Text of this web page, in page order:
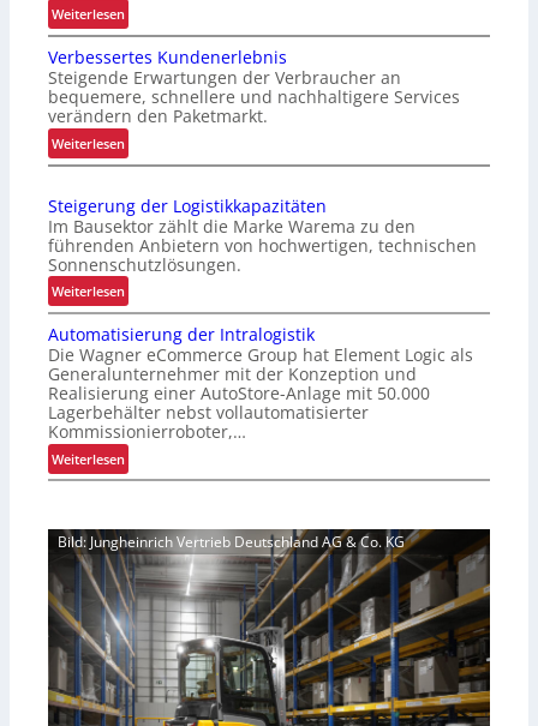
Weiterlesen:
O
p
t
i
m
i
e
t
e
r
a
l
e
t
t
e
n
w
h
s
e
l
Verbessertes Kundenerlebnis
Steigende Erwartungen der Verbraucher an
bequemere, schnellere und nachhaltigere Services
verändern den Paketmarkt.
Weiterlesen:
V
r
b
e
s
s
t
e
s
K
u
n
e
n
e
r
l
e
b
n
i
Steigerung der Logistikkapazitäten
Im Bausektor zählt die Marke Warema zu den
führenden Anbietern von hochwertigen, technischen
Sonnenschutzlösungen.
Weiterlesen:
S
t
e
i
g
e
r
u
d
e
r
L
o
g
i
s
Automatisierung der Intralogistik
Die Wagner eCommerce Group hat Element Logic als
Generalunternehmer mit der Konzeption und
Realisierung einer AutoStore-Anlage mit 50.000
Lagerbehälter nebst vollautomatisierter
Kommissionierroboter,…
Weiterlesen:
A
t
o
m
a
t
i
i
e
Bild: Jungheinrich Vertrieb Deutschland AG & Co. KG